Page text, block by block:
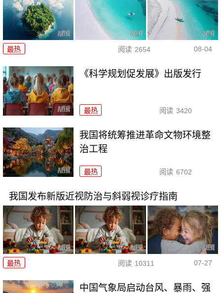
最热 阅读 2654 08-04
《科学规划促发展》出版发行
最热 阅读 3420
我国将统筹推进革命文物环境整
治工程
最热 阅读 6702
我国发布新版近视防治与斜弱视诊疗指南
最热 阅读 10311 07-27
中国气象局启动台风、暴雨、强